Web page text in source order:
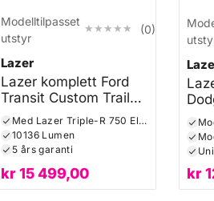
Modelltilpasset
utstyr
★★★★★
★★★★★ (0)
Lazer
Lazer komplett Ford
Transit Custom Trail
grillbrakett 24+ (
Triple-R 750 Elite)
Med Lazer Triple-R 750 Elite
10136 Lumen
5 års garanti
kr15 499,00 kr